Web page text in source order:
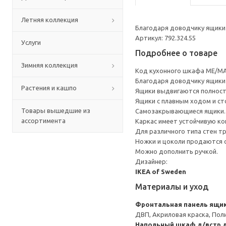
Летняя коллекция
Услуги
Зимняя коллекция
Растения и кашпо
Товары вышедшие из
ассортимента
Благодаря доводчику
Артикул: 792.324.55
Подробнее о товаре
Код кухонного шкафа ME/
Благодаря доводчику
Ящики выдвигаются
Ящики с плавным ходом и
Самозакрывающиеся ящики.
Каркас имеет устойчивую
Для различного типа стен
Ножки и цоколи продаются
Можно дополнить ручкой.
Дизайнер:
IKEA of Sweden
Материалы и уход
Фронтальная панель
ДВП, Акриловая краска,
Напольный шкаф д/встр